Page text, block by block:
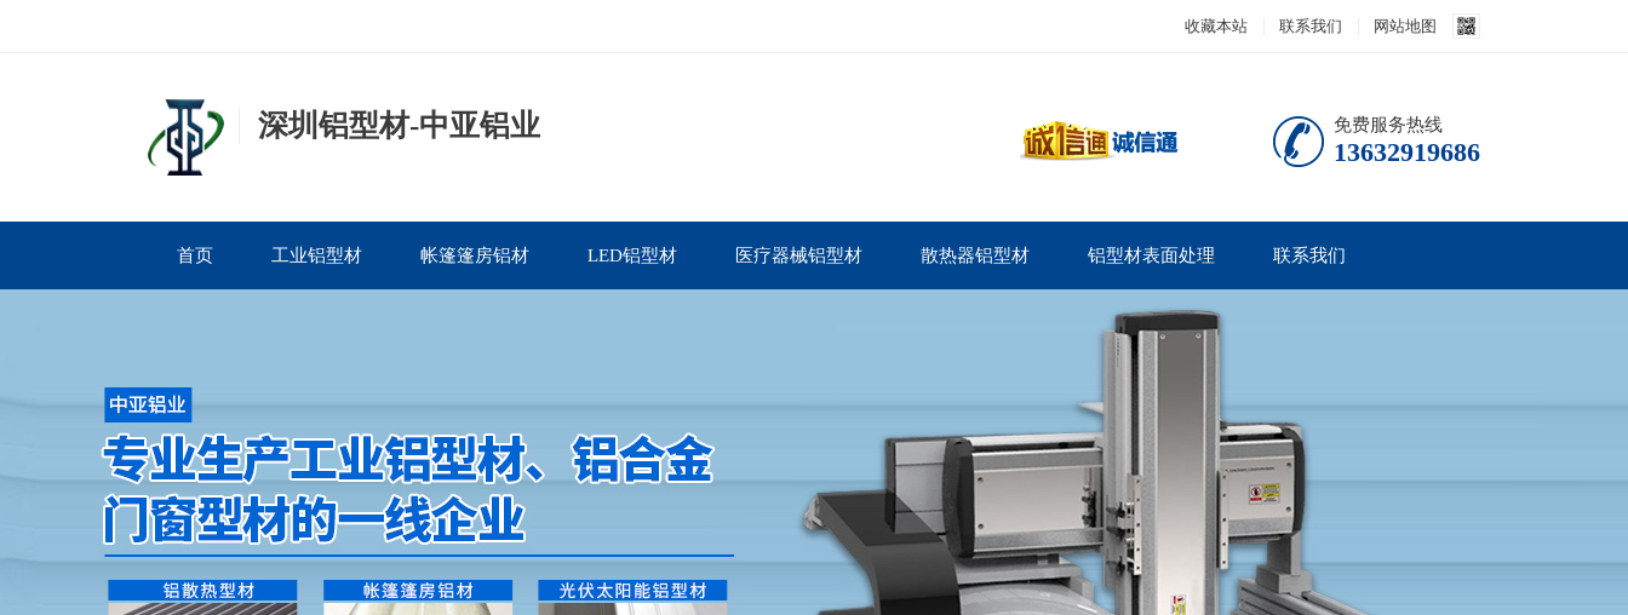
收藏本站 联系我们 网站地图
深圳铝型材-中亚铝业 免费服务热线
13632919686
首页 工业铝型材 帐篷篷房铝材 LED铝型材 医疗器械铝型材 散热器铝型材 铝型材表面处理 联系我们